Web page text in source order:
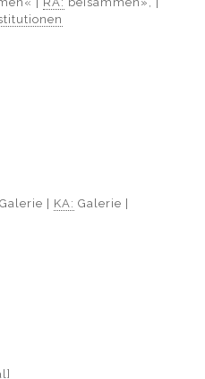
Galerie | KA: Galerie |